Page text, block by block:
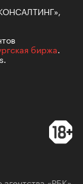
биржа.